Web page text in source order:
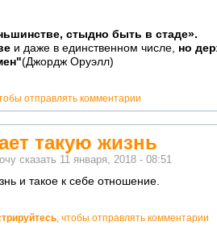
стыдно быть в стаде».
и даже в единственном числе, но
(Джордж Оруэлл)
отправлять комментарии
такую жизнь
сказать 11 января, 2018 - 08:51
и такое к себе отношение.
, чтобы отправлять комментарии